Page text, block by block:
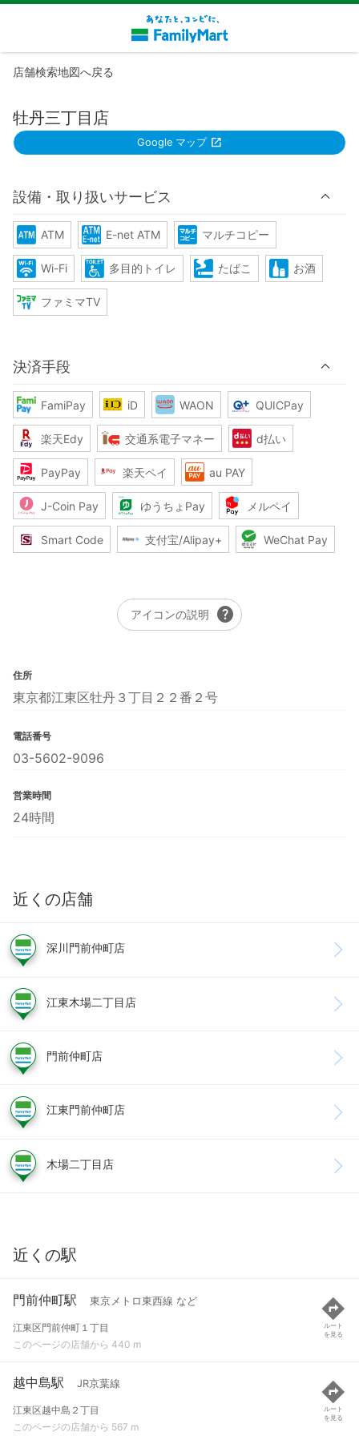
店舗検索地図へ戻る
牡丹三丁目店
Google マップ
設備・取り扱いサービス
ATM E-net ATM マルチコピー
Wi-Fi 多目的トイレ たばこ お酒
ファミマTV
決済手段
FamiPay iD WAON QUICPay
楽天Edy 交通系電子マネー d払い
PayPay 楽天ペイ au PAY
J-Coin Pay ゆうちょPay メルペイ
Smart Code 支付宝/Alipay+ WeChat Pay
アイコンの説明 help
住所
東京都江東区牡丹３丁目２２番２号
電話番号
03-5602-9096
営業時間
24時間
近くの店舗
深川門前仲町店
江東木場二丁目店
門前仲町店
江東門前仲町店
木場二丁目店
近くの駅
門前仲町駅 東京メトロ東西線 など
江東区門前仲町１丁目
このページの店舗から 440 m
ルート
を見る
越中島駅 JR京葉線
江東区越中島２丁目
このページの店舗から 567 m
ルート
を見る